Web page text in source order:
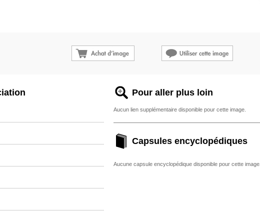
Pour aller plus loin
Aucun lien supplémentaire disponible pour cette image.
Capsules encyclopédiques
Aucune capsule encyclopédique disponible pour cette image.